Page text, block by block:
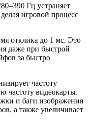
Гц устраняет
игровой процесс
отклика до 1 мс. Это
даже при быстрой
за быстро
частоту
частоту видеокарты.
и баги изображения
а также увеличивает